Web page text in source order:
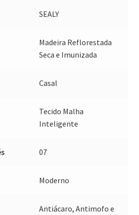
SEALY
Madeira Reflorestada
Seca e Imunizada
Casal
Tecido Malha
Inteligente
07
Moderno
Antiácaro, Antimofo e